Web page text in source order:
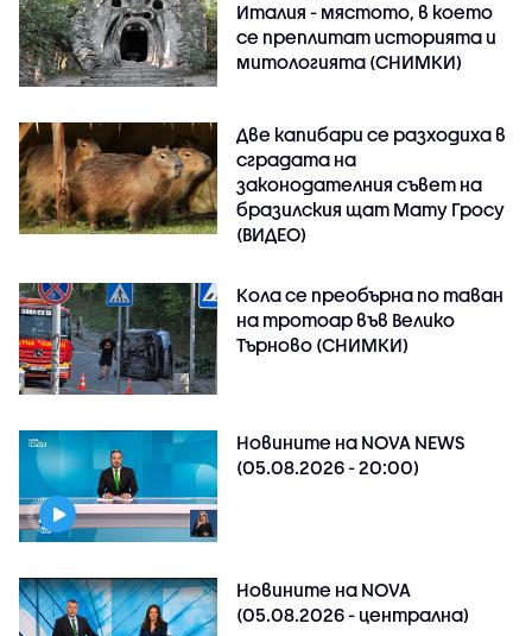
Италия - мястото, в което
се преплитат историята и
митологията (СНИМКИ)
Две капибари се разходиха в
сградата на
законодателния съвет на
бразилския щат Мату Гросу
(ВИДЕО)
Кола се преобърна по таван
на тротоар във Велико
Търново (СНИМКИ)
Новините на NOVA NEWS
(05.08.2026 - 20:00)
Новините на NOVA
(05.08.2026 - централна)